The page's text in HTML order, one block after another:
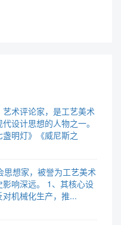
术评论家，是工艺美术
设计思想的人物之一。
明灯》《威尼斯之
想家，被誉为工艺美术
响深远。 1、其核心设
机械化生产，推...